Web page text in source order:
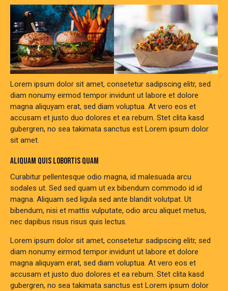
Lorem ipsum dolor sit amet, consetetur sadipscing elitr, sed
diam nonumy eirmod tempor invidunt ut labore et dolore
magna aliquyam erat, sed diam voluptua. At vero eos et
accusam et justo duo dolores et ea rebum. Stet clita kasd
gubergren, no sea takimata sanctus est Lorem ipsum dolor
sit amet.
ALIQUAM QUIS LOBORTIS QUAM
Curabitur pellentesque odio magna, id malesuada arcu
sodales ut. Sed sed quam ut ex bibendum commodo id id
magna. Aliquam sed ligula sed ante blandit volutpat. Ut
bibendum, nisi et mattis vulputate, odio arcu aliquet metus,
nec dapibus risus risus quis lectus.
Lorem ipsum dolor sit amet, consetetur sadipscing elitr, sed
diam nonumy eirmod tempor invidunt ut labore et dolore
magna aliquyam erat, sed diam voluptua. At vero eos et
accusam et justo duo dolores et ea rebum. Stet clita kasd
gubergren, no sea takimata sanctus est Lorem ipsum dolor